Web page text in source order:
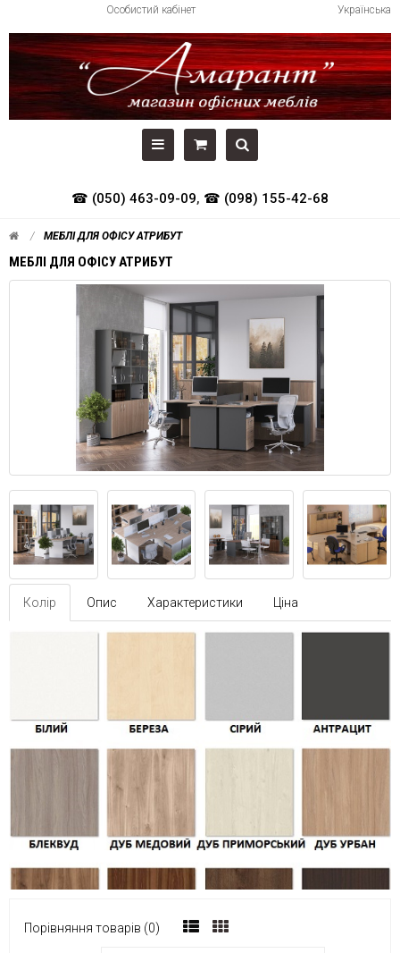
Українська
Особистий кабінет
☎ (050) 463-09-09, ☎ (098) 155-42-68
МЕБЛІ ДЛЯ ОФІСУ АТРИБУТ
МЕБЛІ ДЛЯ ОФІСУ АТРИБУТ
Колір Опис Характеристики Ціна
Порівняння товарів (0)